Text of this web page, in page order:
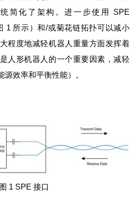
简化了架构。进一步使用 SPE
1 所示）和/或菊花链拓扑可以减小
程度地减轻机器人重量方面发挥着
人形机器人的一个重要因素，减轻
效率和平衡性能）。
图 1 SPE 接口